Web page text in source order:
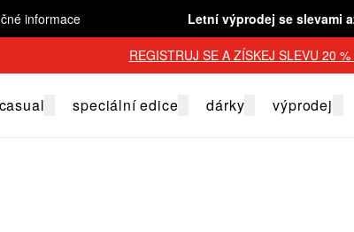
informace Letní výprodej se slevami
REGISTRUJ SE A ZÍSKEJ SLEVU 20
casual speciální edice dárky výprodej